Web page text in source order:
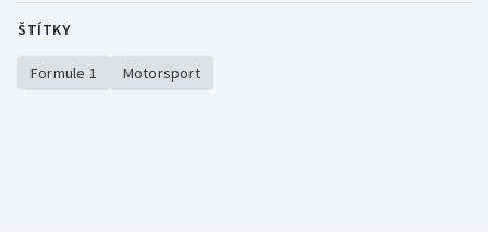
ŠTÍTKY
Formule 1 Motorsport